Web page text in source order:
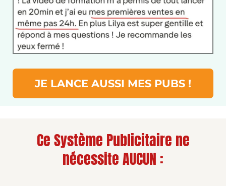
JE LANCE AUSSI MES PUBS !
Ce Système Publicitaire ne
nécessite AUCUN :